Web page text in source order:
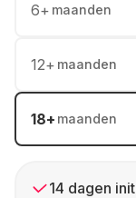
6+ maanden
12+ maanden
18+ maanden
14 dagen